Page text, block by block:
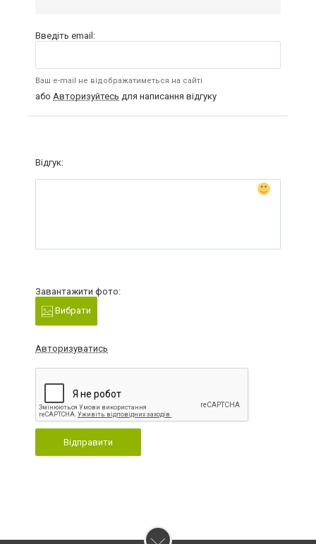
Введіть email:
Ваш e-mail не відображатиметься на сайті
або Авторизуйтесь для написання відгуку
Відгук:
Завантажити фото:
Вибрати
Авторизуватись
Відправити